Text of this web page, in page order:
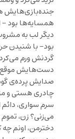
جنده‌بازی‌هایش
همسایه‌ها بود –
دیگر لب به
بود- با شنیدن
گردنش ورم
دست‌هایش موقع
صدایش پرده‌ی
چادری هستی و
سرم سواری،
می‌زنی؟ زن، تموم
دخترمن، اونم